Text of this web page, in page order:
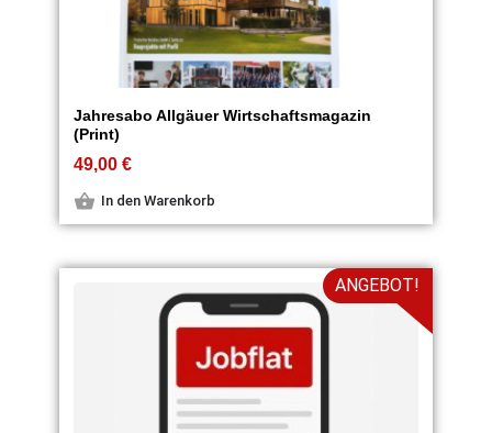
Jahresabo Allgäuer Wirtschaftsmagazin
(Print)
49,00€
In den Warenkorb
ANGEBOT!